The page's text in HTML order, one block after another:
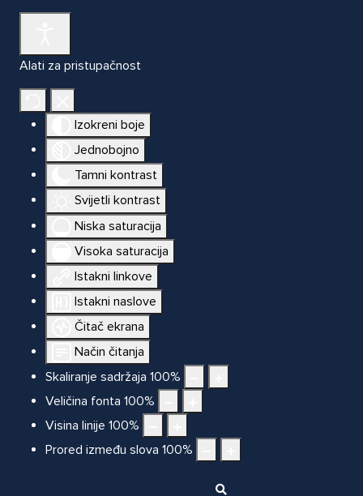
Alati za pristupačnost
Izokreni boje
Jednobojno
Tamni kontrast
Svijetli kontrast
Niska saturacija
Visoka saturacija
Istakni linkove
Istakni naslove
Čitač ekrana
Način čitanja
Skaliranje sadržaja 100%
Veličina fonta 100%
Visina linije 100%
Prored između slova 100%